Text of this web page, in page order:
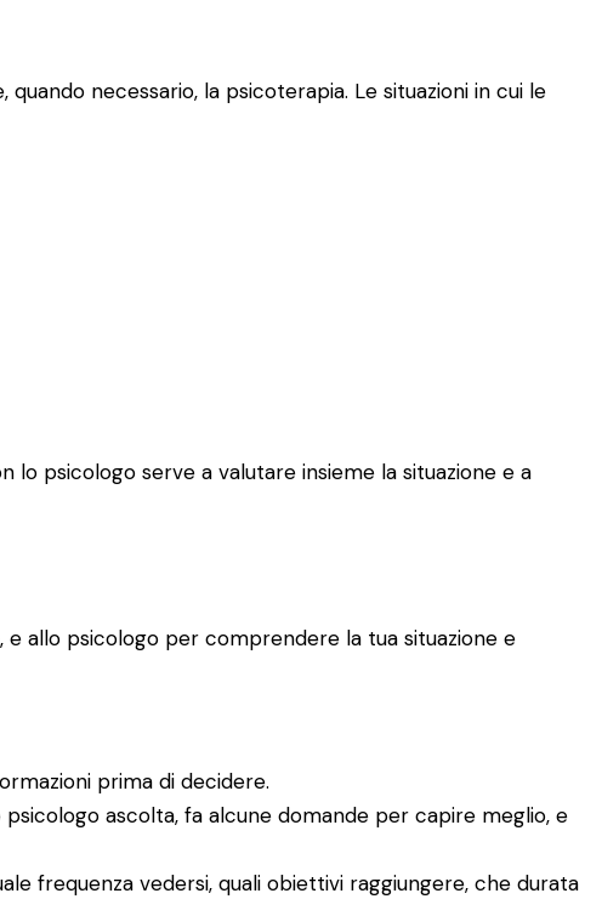
necessario, la psicoterapia. Le situazioni in cui le
psicologo serve a valutare insieme la situazione e a
allo psicologo per comprendere la tua situazione e
prima di decidere.
ascolta, fa alcune domande per capire meglio, e
frequenza vedersi, quali obiettivi raggiungere, che durata